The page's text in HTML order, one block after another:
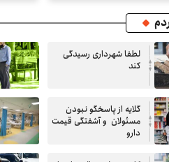
لطفا شهرداری رسیدگی
کند
گلایه از پاسخگو نبودن
مسئولان و آشفتگی قیمت
دارو